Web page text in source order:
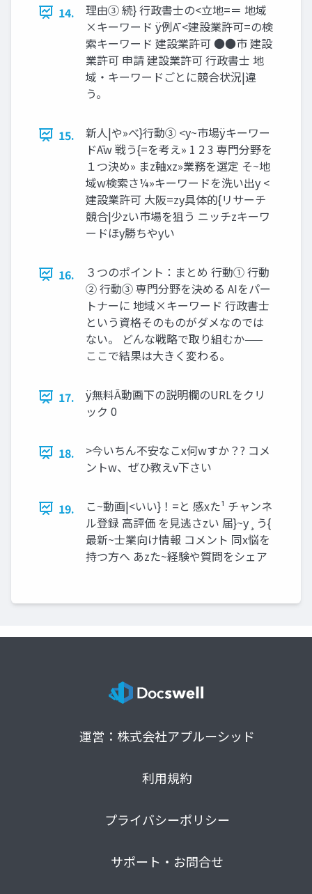
14.
理由③ 続} ⾏政書⼠の<⽴地=＝ 地域
×キーワード ÿ例Ā <建設業許可=の検
索キーワード 建設業許可 ●●市 建設
業許可 申請 建設業許可 ⾏政書⼠ 地
域‧キーワードごとに競合状況|違
う。
15.
新⼈|や»べ}⾏動③ <y~市場ÿキーワー
ドĀw 戦う{=を考え» 1 2 3 専⾨分野を
１つ決め» まz軸xz»業務を選定 そ~地
域w検索さ¼»キーワードを洗い出y <
建設業許可 ⼤阪=zy具体的{リサーチ
競合|少zい市場を狙う ニッチzキーワ
ードほy勝ちやyい
16.
３つのポイント：まとめ 行動① 行動
② 行動③ 専門分野を決める AIをパー
トナーに 地域×キーワード 行政書士
という資格そのものがダメなのでは
ない。 どんな戦略で取り組むか——
ここで結果は大きく変わる。
17.
ÿ無料Ā動画下の説明欄のURLをクリ
ック 0
18.
>今いちん不安なこx何wすか？? コメ
ントw、ぜひ教えv下さい
19.
こ~動画|<いい}！=と 感xた¹ チャンネ
ル登録 ⾼評価 を⾒逃さzい 届}~y¸う{
最新~⼠業向け情報 コメント 同x悩を
持つ⽅へ あzた~経験や質問をシェア
運営：株式会社アプルーシッド
利用規約
プライバシーポリシー
サポート・お問合せ